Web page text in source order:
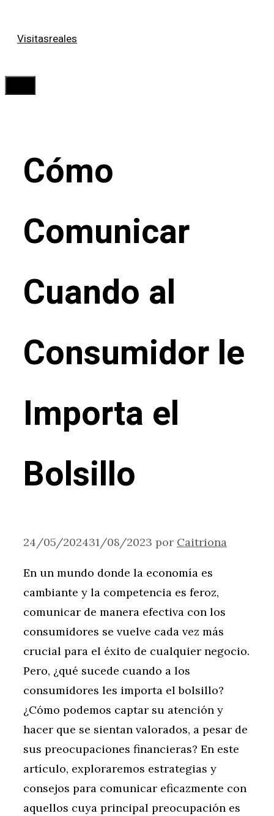
Visitasreales
Cómo
Comunicar
Cuando al
Consumidor le
Importa el
Bolsillo
24/05/202431/08/2023 por Caitriona
En un mundo donde la economía es
cambiante y la competencia es feroz,
comunicar de manera efectiva con los
consumidores se vuelve cada vez más
crucial para el éxito de cualquier negocio.
Pero, ¿qué sucede cuando a los
consumidores les importa el bolsillo?
¿Cómo podemos captar su atención y
hacer que se sientan valorados, a pesar de
sus preocupaciones financieras? En este
artículo, exploraremos estrategias y
consejos para comunicar eficazmente con
aquellos cuya principal preocupación es